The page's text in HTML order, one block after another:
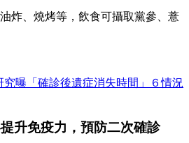
炸、燒烤等，飲食可攝取黨參、薏
曝「確診後遺症消失時間」６情況
升免疫力，預防二次確診